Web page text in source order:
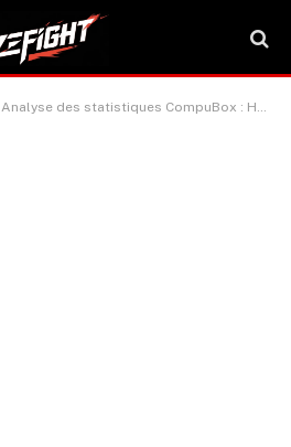
Analyse des statistiques CompuBox : Hamzah Sheeraz met fin au combat contre Edgar Berlanga au cinquième round par TKO